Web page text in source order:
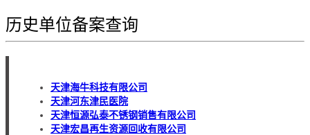
历史单位备案查询
天津海牛科技有限公司
天津河东津民医院
天津恒源弘泰不锈钢销售有限公司
天津宏昌再生资源回收有限公司